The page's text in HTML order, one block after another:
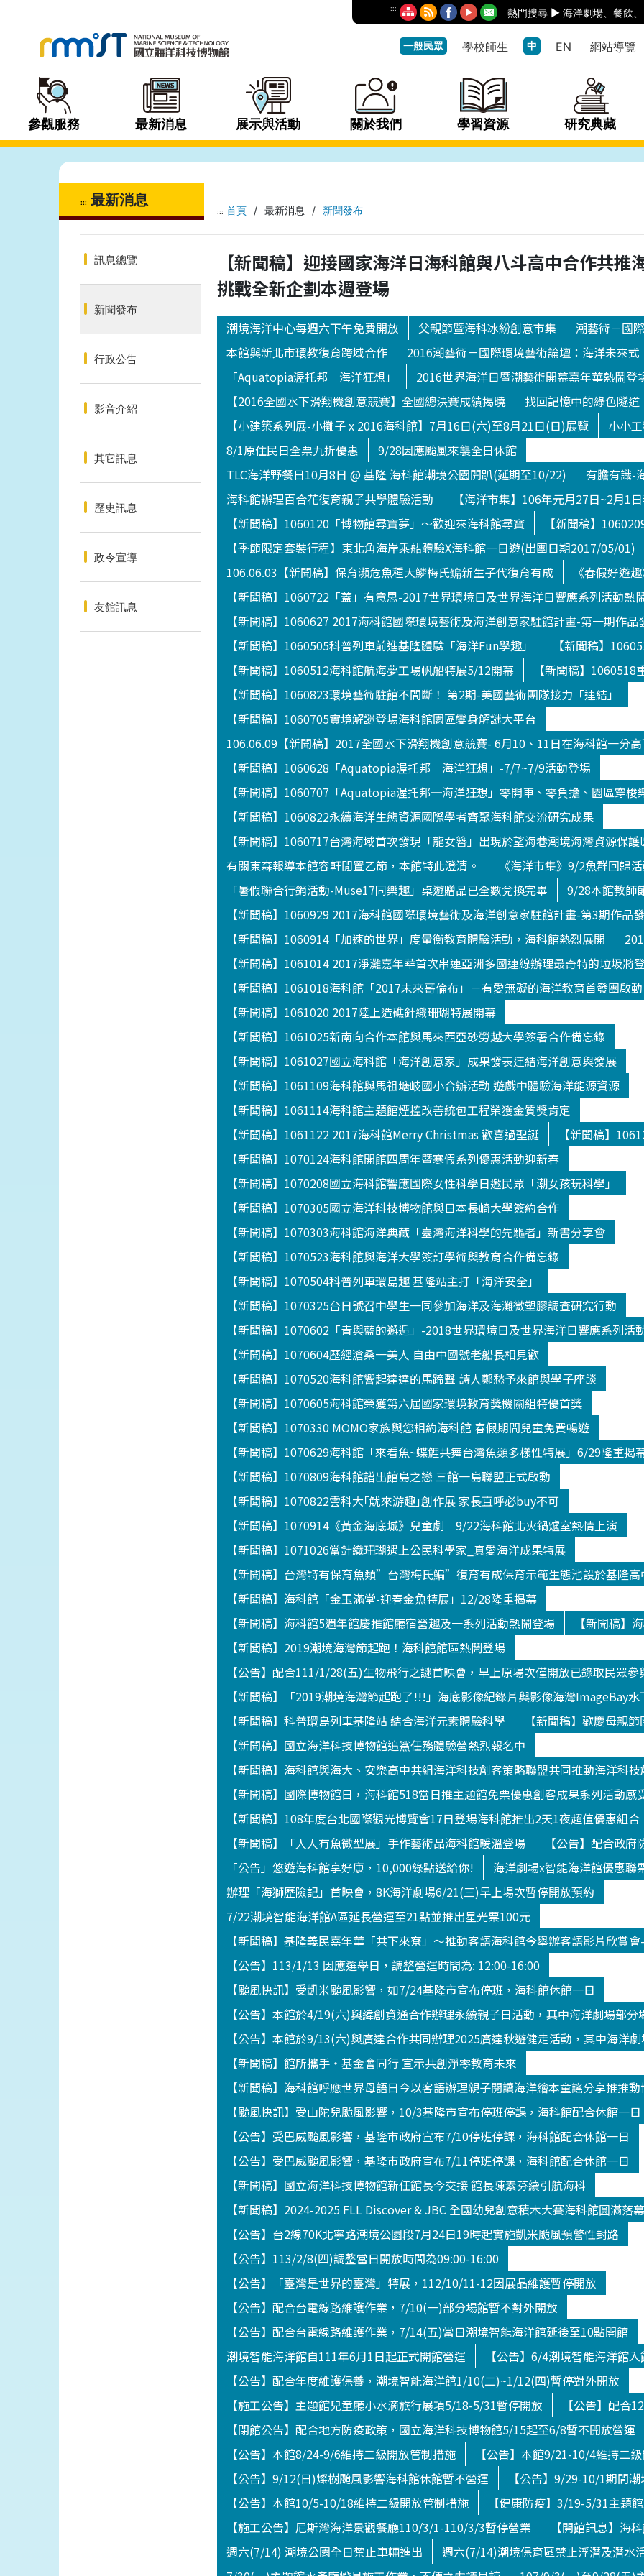
::: 熱門搜尋 ► 海洋劇場、 餐飲
一般民眾 學校師生 中 EN 網站導覽
參觀服務 最新消息 展示與活動 關於我們 學習資源 研究典藏
::: 最新消息
訊息總覽
新聞發布
行政公告
影音介紹
其它訊息
歷史訊息
政令宣導
友館訊息
::: 首頁 / 最新消息 / 新聞發布
【新聞稿】迎接國家海洋日海科館與八斗高中合作共
挑戰全新企劃本週登場
潮境海洋中心每週六下午免費開放 父親節暨海科冰紛創意市集 潮藝術－國
本館與新北市環教復育跨域合作
2016潮藝術－國際環境藝術論壇：海洋未來式
「Aquatopia渥托邦─海洋狂想」
2016世界海洋日暨潮藝術開幕嘉年華熱鬧登
【2016全國水下滑翔機創意競賽】全國總決賽成績揭曉
找回記憶中的綠色隧道
【小建築系列展-小攤子 x 2016海科館】7月16日(六)至8月21日(日)展覽
小小
8/1原住民日全票九折優惠
9/28因應颱風來襲全日休館
TLC海洋野餐日10月8日 @ 基隆 海科館潮境公園開趴(延期至10/22)
有膽有識-
海科館辦理百合花復育親子共學體驗活動
【海洋市集】106年元月27日~2月1
【新聞稿】1060120「博物館尋寶夢」～歡迎來海科館尋寶
【新聞稿】
【季節限定套裝行程】東北角海岸乘船體驗X海科館一日遊(出團日期2017/05/01)
106.06.03【新聞稿】保育瀕危魚種大鱗梅氏鳊新生子代復育有成
《春假好遊
【新聞稿】1060722「蓋」有意思-2017世界環境日及世界海洋日響應系列活動熱
【新聞稿】1060627 2017海科館國際環境藝術及海洋創意家駐館計畫-第一期作品
【新聞稿】1060505科普列車前進基隆體驗「海洋Fun學趣」
【新聞稿】
【新聞稿】1060512海科館航海夢工場帆船特展5/12開幕
【新聞稿】
【新聞稿】1060823環境藝術駐館不間斷！ 第2期-美國藝術團隊接力「連結」
【新聞稿】1060705實境解謎登場海科館園區變身解謎大平台
106.06.09【新聞稿】2017全國水下滑翔機創意競賽- 6月10、11日在海科館一分高
【新聞稿】1060628「Aquatopia渥托邦─海洋狂想」-7/7~7/9活動登場
【新聞稿】1060707「Aquatopia渥托邦─海洋狂想」零開車、零負擔、園區穿梭
【新聞稿】1060822永續海洋生態資源國際學者齊聚海科館交流研究成果
【新聞稿】1060717台灣海域首次發現「龍女簪」出現於望海巷潮境海灣資源保護
有關東森報導本館容軒閒置乙節，本館特此澄清。
《海洋市集》9/2魚群回歸
「暑假聯合行銷活動-Muse17同樂趣」桌遊贈品已全數兌換完畢
9/28本館教師
【新聞稿】1060929 2017海科館國際環境藝術及海洋創意家駐館計畫-第3期作品
【新聞稿】1060914「加速的世界」度量衡教育體驗活動，海科館熱烈展開
【新聞稿】1061014 2017淨灘嘉年華首次串連亞洲多國連線辦理最奇特的垃圾將
【新聞稿】1061018海科館「2017未來哥倫布」－有愛無礙的海洋教育首發團啟動
【新聞稿】1061020 2017陸上造礁針織珊瑚特展開幕
【新聞稿】1061025新南向合作本館與馬來西亞砂勞越大學簽署合作備忘錄
【新聞稿】1061027國立海科館「海洋創意家」成果發表連結海洋創意與發展
【新聞稿】1061109海科館與馬祖塘岐國小合辦活動 遊戲中體驗海洋能源資源
【新聞稿】1061114海科館主題館煙控改善統包工程榮獲金質獎肯定
【新聞稿】1061122 2017海科館Merry Christmas 歡喜過聖誕
【新聞稿】
【新聞稿】1070124海科館開館四周年暨寒假系列優惠活動迎新春
【新聞稿】1070208國立海科館響應國際女性科學日邀民眾「潮女孩玩科學」
【新聞稿】1070305國立海洋科技博物館與日本長崎大學簽約合作
【新聞稿】1070303海科館海洋典藏「臺灣海洋科學的先驅者」新書分享會
【新聞稿】1070523海科館與海洋大學簽訂學術與教育合作備忘錄
【新聞稿】1070504科普列車環島趣 基隆站主打「海洋安全」
【新聞稿】1070325台日號召中學生一同參加海洋及海灘微塑膠調查研究行動
【新聞稿】1070602「青與藍的邂逅」-2018世界環境日及世界海洋日響應系列活
【新聞稿】1070604歷經滄桑一美人 自由中國號老船長相見歡
【新聞稿】1070520海科館響起達達的馬蹄聲 詩人鄭愁予來館與學子座談
【新聞稿】1070605海科館榮獲第六屆國家環境教育獎機關組特優首獎
【新聞稿】1070330 MOMO家族與您相約海科館 春假期間兒童免費暢遊
【新聞稿】1070629海科館「來看魚~蝶鯉共舞台灣魚類多樣性特展」6/29隆重揭
【新聞稿】1070809海科館譜出館島之戀 三館一島聯盟正式啟動
【新聞稿】1070822雲科大｢魷來游趣｣創作展 家長直呼必buy不可
【新聞稿】1070914《黃金海底城》兒童劇 9/22海科館北火鍋爐室熱情上演
【新聞稿】1071026當針織珊瑚遇上公民科學家_真愛海洋成果特展
【新聞稿】台灣特有保育魚類”台灣梅氏鯿”復育有成保育示範生態池設於基隆高
【新聞稿】海科館「金玉滿堂-迎春金魚特展」12/28隆重揭幕
【新聞稿】海科館5週年館慶推館廳宿營趣及一系列活動熱鬧登場
【新聞稿】
【新聞稿】2019潮境海灣節起跑！海科館館區熱鬧登場
【公告】配合111/1/28(五)生物飛行之謎首映會，早上原場次僅開放已錄取民眾參
【新聞稿】「2019潮境海灣節起跑了!!!」海底影像紀錄片與影像海灣ImageBay
【新聞稿】科普環島列車基隆站 結合海洋元素體驗科學
【新聞稿】歡慶母親
【新聞稿】國立海洋科技博物館追鯊任務體驗營熱烈報名中
【新聞稿】海科館與海大、安樂高中共組海洋科技創客策略聯盟共同推動海洋科
【新聞稿】國際博物館日，海科館518當日推主題館免票優惠創客成果系列活動感
【新聞稿】108年度台北國際觀光博覽會17日登場海科館推出2天1夜超值優惠組合
【新聞稿】「人人有魚微型展」手作藝術品海科館暖溫登場
【公告】配合政
「公告」悠遊海科館享好康，10,000綠點送給你!
海洋劇場x智能海洋館優惠聯
辦理「海獅歷險記」首映會，8K海洋劇場6/21(三)早上場次暫停開放預約
7/22潮境智能海洋館A區延長營運至21點並推出星光票100元
【新聞稿】基隆義民嘉年華「共下來尞」～推動客語海科館今舉辦客語影片欣賞會
【公告】113/1/13 因應選舉日，調整營運時間為: 12:00-16:00
【颱風快訊】受凱米颱風影響，如7/24基隆市宣布停班，海科館休館一日
【公告】本館於4/19(六)與緯創資通合作辦理永續親子日活動，其中海洋劇場部分
【公告】本館於9/13(六)與廣達合作共同辦理2025廣達秋遊健走活動，其中海洋
【新聞稿】館所攜手‧基金會同行 宣示共創淨零教育未來
【新聞稿】海科館呼應世界母語日今以客語辦理親子閱讀海洋繪本童謠分享推推
【颱風快訊】受山陀兒颱風影響，10/3基隆市宣布停班停課，海科館配合休館一日
【公告】受巴威颱風影響，基隆市政府宣布7/10停班停課，海科館配合休館一日
【公告】受巴威颱風影響，基隆市政府宣布7/11停班停課，海科館配合休館一日
【新聞稿】國立海洋科技博物館新任館長今交接 館長陳素芬續引航海科
【新聞稿】2024-2025 FLL Discover & JBC 全國幼兒創意積木大賽海科館圓滿落
【公告】台2線70K北寧路潮境公園段7月24日19時起實施凱米颱風預警性封路
【公告】113/2/8(四)調整當日開放時間為09:00-16:00
【公告】「臺灣是世界的臺灣」特展，112/10/11-12因展品維護暫停開放
【公告】配合台電線路維護作業，7/10(一)部分場館暫不對外開放
【公告】配合台電線路維護作業，7/14(五)當日潮境智能海洋館延後至10點開館
潮境智能海洋館自111年6月1日起正式開館營運
【公告】6/4潮境智能海洋館
【公告】配合年度維護保養，潮境智能海洋館1/10(二)~1/12(四)暫停對外開放
【施工公告】主題館兒童廳小水滴旅行展項5/18-5/31暫停開放
【公告】配合
【閉館公告】配合地方防疫政策，國立海洋科技博物館5/15起至6/8暫不開放營運
【公告】本館8/24-9/6維持二級開放管制措施
【公告】本館9/21-10/4維持二
【公告】9/12(日)燦樹颱風影響海科館休館暫不營運
【公告】9/29-10/1期間
【公告】本館10/5-10/18維持二級開放管制措施
【健康防疫】3/19-5/31主題
【施工公告】尼斯灣海洋景觀餐廳110/3/1-110/3/3暫停營業
【開館訊息】海
週六(7/14) 潮境公園全日禁止車輛進出
週六(7/14)潮境保育區禁止浮潛及潛水